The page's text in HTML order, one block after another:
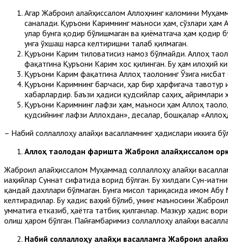
Агар Жаброил алайҳиссалом Аллоҳнинг каломини
саналади. Қуръони Каримнинг маъноси ҳам, сўзлари
улар бунга қодир бўлишмаган ва қиёматгача ҳам қодир
унга ўхшаш нарса келтиришни талаб қилмаган.
Қуръони Карим тиловатисиз намоз бўлмайди. Аллоҳ
фақатгина Қуръони Карим хос қилинган. Бу ҳам илоҳий
Қуръони Карим фақатгина Аллоҳ таолонинг Ўзига
Қуръони Каримнинг барчаси, ҳар бир ҳарфигача тавотур
хабарлардир. Баъзи ҳадиси қудсийлар саҳиҳ,
Қуръони Каримнинг лафзи ҳам, маъноси ҳам Аллоҳ
қудсийнинг лафзи Аллохдан», десалар, бошқалар
– Набий соллаллоҳу алайҳи васалламнинг ҳадислари иккига
Аллоҳ таолодан фаришта Жаброил алайҳиссалом
Жаброил алайҳиссалом Муҳаммад соллаллоҳу алайҳи
иаҳийлар Суннат сифатида ворид бўлган. Бу хилдаги Сун-
қандай дахллари бўлмаган. Бунга мисол тариқасида имом
келтирадилар. Бу ҳадис ваҳий бўлиб, унинг маъносини
умматига етказиб, ҳаётга татбиқ қилганлар. Мазкур ҳадис
олиш ҳаром бўлган. Пайғамбаримиз соллаллоҳу алайҳи
Набий соллаллоҳу алайҳи васалламга Жаброил